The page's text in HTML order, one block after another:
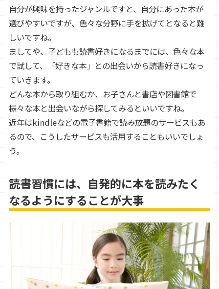
自分が興味を持ったジャンルですと、自分にあった本が
選びやすいですが、色々な分野に手を拡げてとなると難
しいですね。
ましてや、子どもも読書好きになるまでには、色々な本
で試して、「好きな本」との出会いから読書好きになっ
ていきます。
どんな本から取り組むか、お子さんと書店や図書館で
様々な本と出会いながら探してみるといいですね。
近年はkindleなどの電子書籍で読み放題のサービスもあ
るので、こうしたサービスも活用することもいいでしょ
う。
読書習慣には、自発的に本を読みたく
なるようにすることが大事